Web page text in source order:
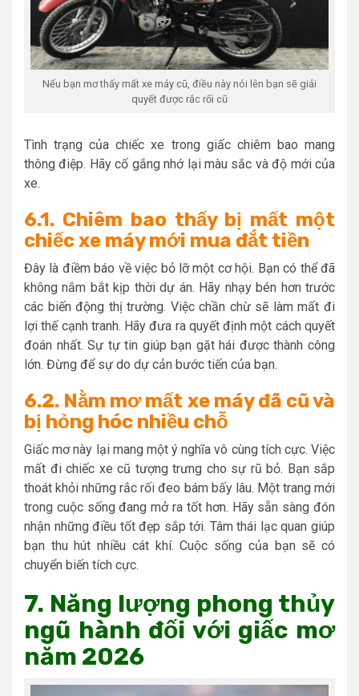
Nếu bạn mơ thấy mất xe máy cũ, điều này nói lên bạn sẽ giải
quyết được rắc rối cũ
Tình trạng của chiếc xe trong giấc chiêm bao mang
thông điệp. Hãy cố gắng nhớ lại màu sắc và độ mới của
xe.
6.1. Chiêm bao thấy bị mất một
chiếc xe máy mới mua đắt tiền
Đây là điềm báo về việc bỏ lỡ một cơ hội. Bạn có thể đã
không nắm bắt kịp thời dự án. Hãy nhạy bén hơn trước
các biến động thị trường. Việc chần chừ sẽ làm mất đi
lợi thế cạnh tranh. Hãy đưa ra quyết định một cách quyết
đoán nhất. Sự tự tin giúp bạn gặt hái được thành công
lớn. Đừng để sự do dự cản bước tiến của bạn.
6.2. Nằm mơ mất xe máy đã cũ và
bị hỏng hóc nhiều chỗ
Giấc mơ này lại mang một ý nghĩa vô cùng tích cực. Việc
mất đi chiếc xe cũ tượng trưng cho sự rũ bỏ. Bạn sắp
thoát khỏi những rắc rối đeo bám bấy lâu. Một trang mới
trong cuộc sống đang mở ra tốt hơn. Hãy sẵn sàng đón
nhận những điều tốt đẹp sắp tới. Tâm thái lạc quan giúp
bạn thu hút nhiều cát khí. Cuộc sống của bạn sẽ có
chuyển biến tích cực.
7. Năng lượng phong thủy
ngũ hành đối với giấc mơ
năm 2026